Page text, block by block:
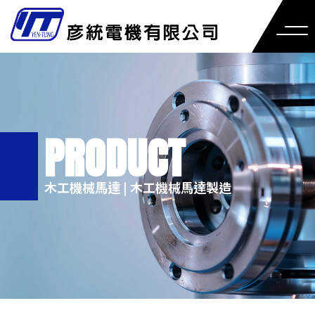
木工機械馬達 | 木工機械馬達製造